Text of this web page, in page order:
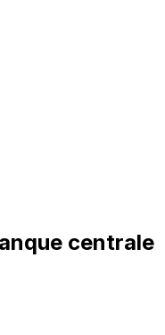
centrale